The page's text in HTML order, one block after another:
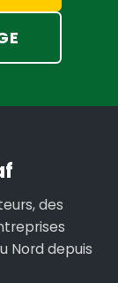
des
Nord depuis